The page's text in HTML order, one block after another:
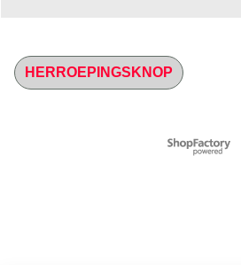
HERROEPINGSKNOP
Webwinkel gemaakt met
ShopFactory webwinkel